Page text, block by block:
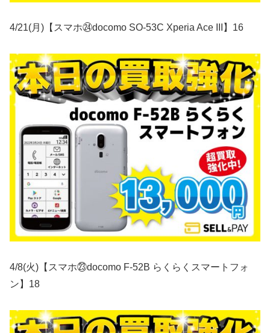
4/21(月)【スマホ㉔docomo SO-53C Xperia Ace III】16
4/8(火)【スマホ㉓docomo F-52B らくらくスマートフォ
ン】18